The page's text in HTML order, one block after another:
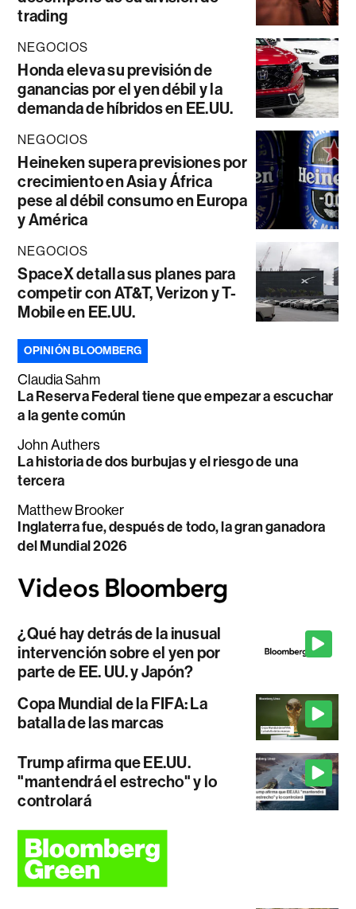
trading
NEGOCIOS
Honda eleva su previsión de
ganancias por el yen débil y la
demanda de híbridos en EE.UU.
NEGOCIOS
Heineken supera previsiones por
crecimiento en Asia y África
pese al débil consumo en Europa
y América
NEGOCIOS
SpaceX detalla sus planes para
competir con AT&T, Verizon y T-
Mobile en EE.UU.
OPINIÓN BLOOMBERG
Claudia Sahm
La Reserva Federal tiene que empezar a escuchar
a la gente común
John Authers
La historia de dos burbujas y el riesgo de una
tercera
Matthew Brooker
Inglaterra fue, después de todo, la gran ganadora
del Mundial 2026
¿Qué hay detrás de la inusual
intervención sobre el yen por
parte de EE. UU. y Japón?
Copa Mundial de la FIFA: La
batalla de las marcas
Trump afirma que EE.UU.
"mantendrá el estrecho" y lo
controlará